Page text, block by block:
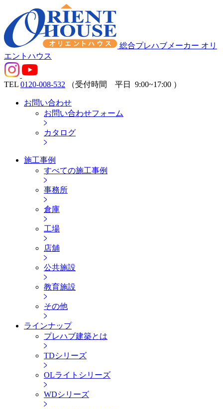
総合プレハブメーカー オリ
エントハウス
TEL 0120-008-532 （受付時間 平日 9:00~17:00 ）
お問い合わせ
お問い合わせフォーム
カタログ
施工事例
すべての施工事例
事務所
倉庫
工場
店舖
公共施設
教育施設
その他
ラインナップ
プレハブ建築とは
TDシリーズ
OLライトシリーズ
WDシリーズ